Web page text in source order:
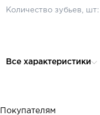
Количество зубьев, шт:
Все характеристики
Покупателям